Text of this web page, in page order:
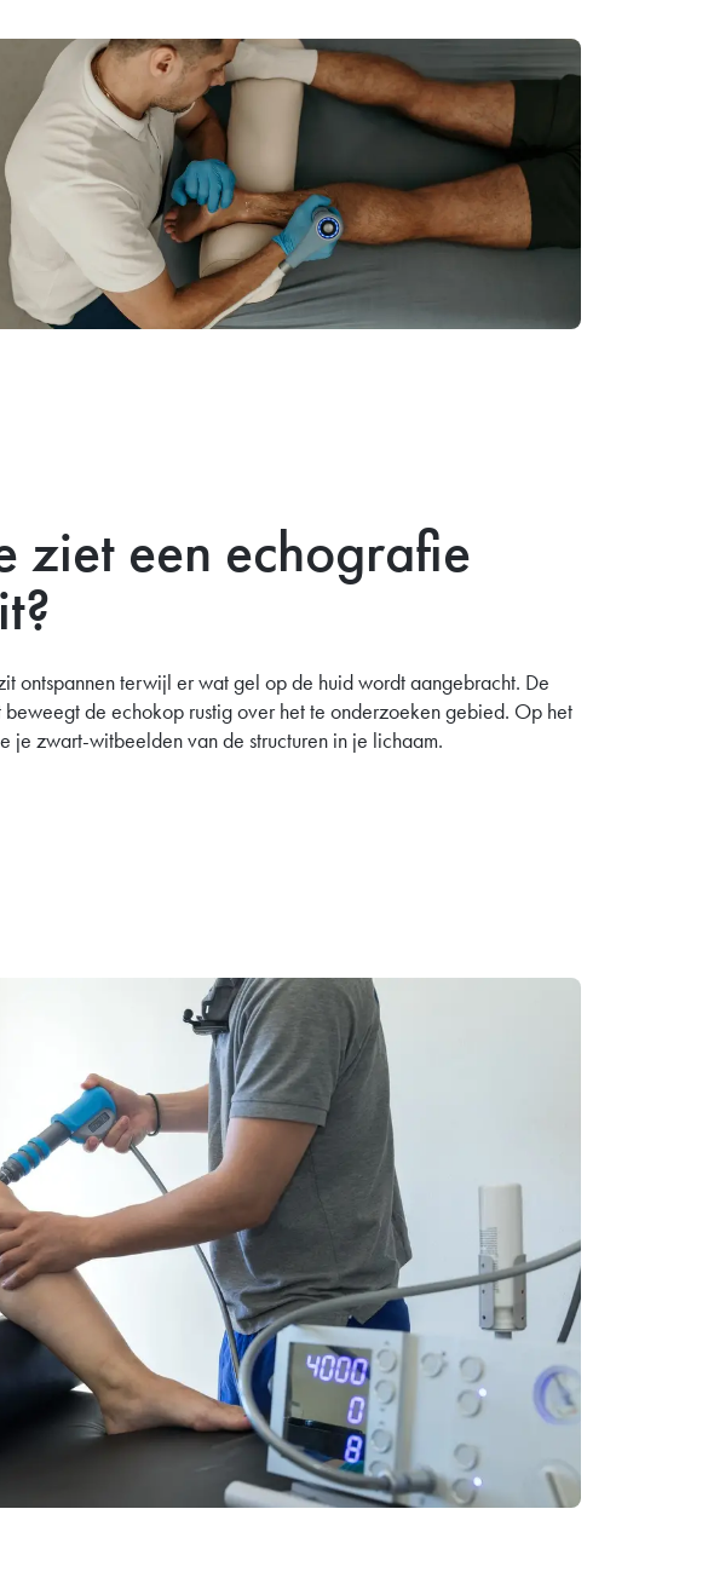
ziet een echografie
ontspannen terwijl er wat gel op de huid wordt aangebracht. De
beweegt de echokop rustig over het te onderzoeken gebied. Op het
je zwart-witbeelden van de structuren in je lichaam.